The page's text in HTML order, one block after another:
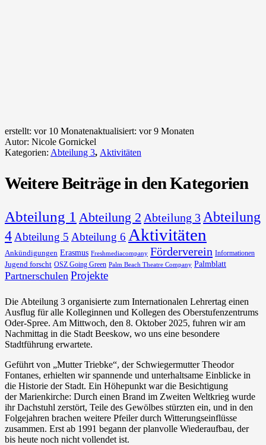
erstellt: vor 10 Monatenaktualisiert: vor 9 Monaten
Autor: Nicole Gornickel
Kategorien: Abteilung 3, Aktivitäten
Weitere Beiträge in den Kategorien
Abteilung 1 Abteilung 2 Abteilung 3 Abteilung
4 Abteilung 5 Abteilung 6 Aktivitäten
Ankündigungen Erasmus Freshmediacompany Förderverein Informationen
Jugend forscht OSZ Going Green Palm Beach Theatre Company Palmblatt
Partnerschulen Projekte
Die Abteilung 3 organisierte zum Internationalen Lehrertag einen
Ausflug für alle Kolleginnen und Kollegen des Oberstufenzentrums
Oder-Spree. Am Mittwoch, den 8. Oktober 2025, fuhren wir am
Nachmittag in die Stadt Beeskow, wo uns eine besondere
Stadtführung erwartete.
Geführt von „Mutter Triebke“, der Schwiegermutter Theodor
Fontanes, erhielten wir spannende und unterhaltsame Einblicke in
die Historie der Stadt. Ein Höhepunkt war die Besichtigung
der Marienkirche: Durch einen Brand im Zweiten Weltkrieg wurde
ihr Dachstuhl zerstört, Teile des Gewölbes stürzten ein, und in den
Folgejahren brachen weitere Pfeiler durch Witterungseinflüsse
zusammen. Erst ab 1991 begann der planvolle Wiederaufbau, der
bis heute noch nicht vollendet ist.